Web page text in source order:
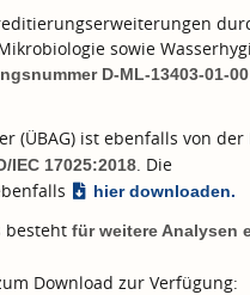
sowie
D-ML-13403-01-00
(ÜBAG) ist ebenfalls von der
IEC 17025:2018. Die
hier downloaden.
besteht für weitere Analysen
Download zur Verfügung: